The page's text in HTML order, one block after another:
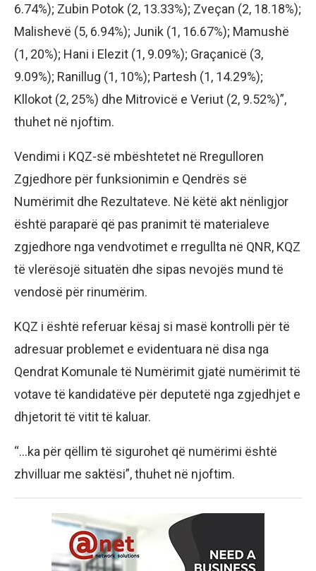
6.74%); Zubin Potok (2, 13.33%); Zveçan (2, 18.18%);
Malishevë (5, 6.94%); Junik (1, 16.67%); Mamushë
(1, 20%); Hani i Elezit (1, 9.09%); Graçanicë (3,
9.09%); Ranillug (1, 10%); Partesh (1, 14.29%);
Kllokot (2, 25%) dhe Mitrovicë e Veriut (2, 9.52%)”,
thuhet në njoftim.
Vendimi i KQZ-së mbështetet në Rregulloren
Zgjedhore për funksionimin e Qendrës së
Numërimit dhe Rezultateve. Në këtë akt nënligjor
është paraparë që pas pranimit të materialeve
zgjedhore nga vendvotimet e rregullta në QNR, KQZ
të vlerësojë situatën dhe sipas nevojës mund të
vendosë për rinumërim.
KQZ i është referuar kësaj si masë kontrolli për të
adresuar problemet e evidentuara në disa nga
Qendrat Komunale të Numërimit gjatë numërimit të
votave të kandidatëve për deputetë nga zgjedhjet e
dhjetorit të vitit të kaluar.
“…ka për qëllim të sigurohet që numërimi është
zhvilluar me saktësi”, thuhet në njoftim.